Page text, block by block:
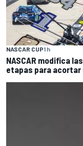
NASCAR CUP1 h
NASCAR modifica
etapas para acortar